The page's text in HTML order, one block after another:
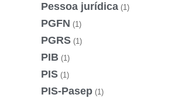
Pessoa jurídica (1)
PGFN (1)
PGRS (1)
PIB (1)
PIS (1)
PIS-Pasep (1)